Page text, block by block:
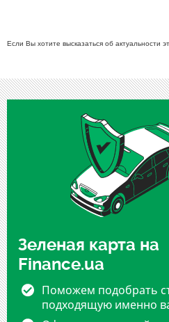
Если Вы хотите высказаться об актуальности
Зеленая карта на
Finance.ua
Поможем подобрать
подходящую именно